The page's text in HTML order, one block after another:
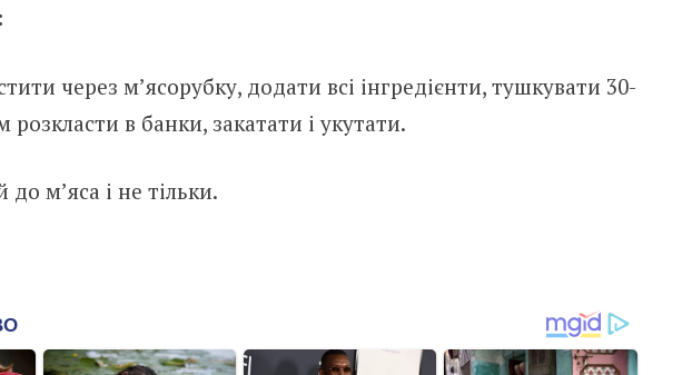
через м’ясорубку, додати всі інгредієнти, тушкувати 30-
розкласти в банки, закатати і укутати.
м’яса і не тільки.